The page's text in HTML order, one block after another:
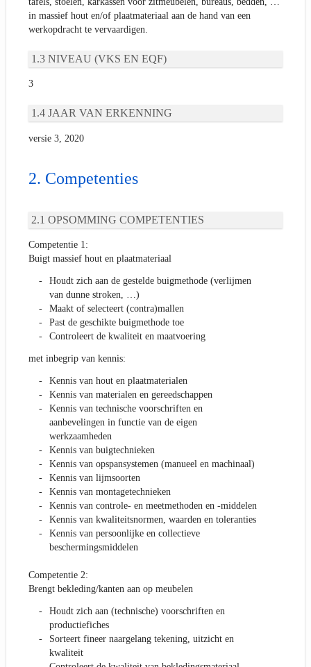
in massief hout en/of plaatmateriaal aan de hand van een
werkopdracht te vervaardigen.
NIVEAU (VKS EN EQF)
3
JAAR VAN ERKENNING
versie 3, 2020
Competenties
OPSOMMING COMPETENTIES
Competentie 1:
Buigt massief hout en plaatmateriaal
Houdt zich aan de gestelde buigmethode (verlijmen
van dunne stroken, …)
Maakt of selecteert (contra)mallen
Past de geschikte buigmethode toe
Controleert de kwaliteit en maatvoering
met inbegrip van kennis:
Kennis van hout en plaatmaterialen
Kennis van materialen en gereedschappen
Kennis van technische voorschriften en
aanbevelingen in functie van de eigen
werkzaamheden
Kennis van buigtechnieken
Kennis van opspansystemen (manueel en machinaal)
Kennis van lijmsoorten
Kennis van montagetechnieken
Kennis van controle- en meetmethoden en -middelen
Kennis van kwaliteitsnormen, waarden en toleranties
Kennis van persoonlijke en collectieve
beschermingsmiddelen
Competentie 2:
Brengt bekleding/kanten aan op meubelen
Houdt zich aan (technische) voorschriften en
productiefiches
Sorteert fineer naargelang tekening, uitzicht en
kwaliteit